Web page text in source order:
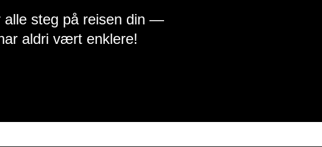
alle steg på reisen din —
aldri vært enklere!